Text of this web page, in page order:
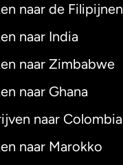
naar de Filipijnen
naar India
naar Zimbabwe
naar Ghana
naar Colombia
naar Marokko